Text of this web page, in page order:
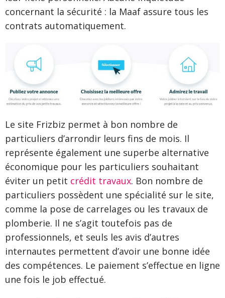
concernant la sécurité : la Maaf assure tous les
contrats automatiquement.
Le site Frizbiz permet à bon nombre de
particuliers d’arrondir leurs fins de mois. Il
représente également une superbe alternative
économique pour les particuliers souhaitant
éviter un petit crédit travaux. Bon nombre de
particuliers possèdent une spécialité sur le site,
comme la pose de carrelages ou les travaux de
plomberie. Il ne s’agit toutefois pas de
professionnels, et seuls les avis d’autres
internautes permettent d’avoir une bonne idée
des compétences. Le paiement s’effectue en ligne
une fois le job effectué.